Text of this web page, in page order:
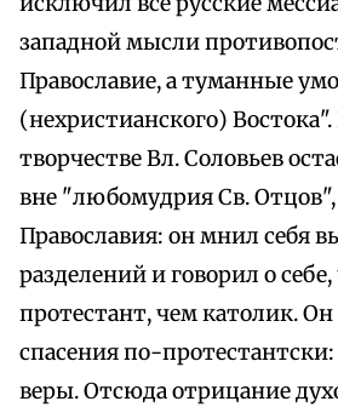
западной мысли
Православие, а туманные
(нехристианского)
творчестве Вл. Соловьев
вне "любомудрия Св. Отцов",
Православия: он мнил себя
разделений и говорил о
протестант, чем католик.
спасения по-протестантски:
веры. Отсюда отрицание